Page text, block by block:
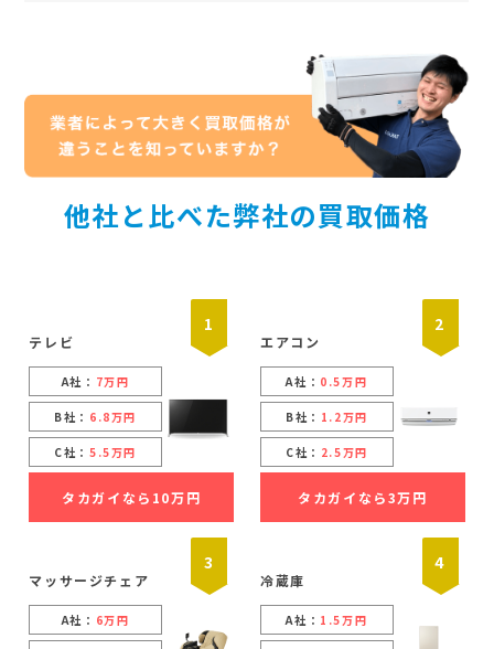
他社と比べた弊社の買取価格
1
テレビ
A社： 7万円
B社： 6.8万円
C社：5.5万円
タカガイなら10万円
2
エアコン
A社： 0.5万円
B社： 1.2万円
C社： 2.5万円
タカガイなら3万円
3
マッサージチェア
A社： 6万円
4
冷蔵庫
A社： 1.5万円